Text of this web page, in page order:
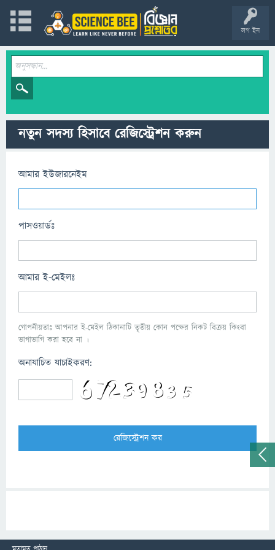
লগ ইন
নতুন সদস্য হিসাবে রেজিস্ট্রেশন করুন
আমার ইউজারনেইম
পাসওয়ার্ডঃ
আমার ই-মেইলঃ
গোপনীয়তাঃ আপনার ই-মেইল ঠিকানাটি তৃতীয় কোন পক্ষের নিকট বিক্রয় কিংবা
ভাগাভাগি করা হবে না ।
অনাযাচিত যাচাইকরণ: